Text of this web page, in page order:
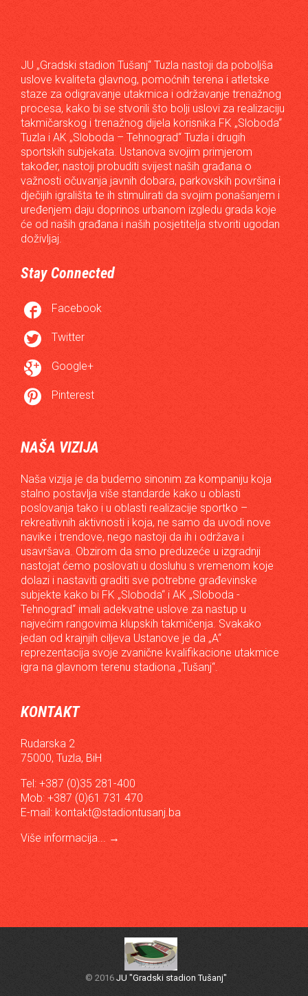
JU „Gradski stadion Tušanj“ Tuzla nastoji da poboljša
uslove kvaliteta glavnog, pomoćnih terena i atletske
staze za odigravanje utakmica i održavanje trenažnog
procesa, kako bi se stvorili što bolji uslovi za realizaciju
takmičarskog i trenažnog dijela korisnika FK „Sloboda“
Tuzla i AK „Sloboda – Tehnograd“ Tuzla i drugih
sportskih subjekata. Ustanova svojim primjerom
također, nastoji probuditi svijest naših građana o
važnosti očuvanja javnih dobara, parkovskih površina i
dječijih igrališta te ih stimulirati da svojim ponašanjem i
uređenjem daju doprinos urbanom izgledu grada koje
će od naših građana i naših posjetitelja stvoriti ugodan
doživljaj.
Stay Connected
 Facebook
 Twitter
 Google+
 Pinterest
NAŠA VIZIJA
Naša vizija je da budemo sinonim za kompaniju koja
stalno postavlja više standarde kako u oblasti
poslovanja tako i u oblasti realizacije sportko –
rekreativnih aktivnosti i koja, ne samo da uvodi nove
navike i trendove, nego nastoji da ih i održava i
usavršava. Obzirom da smo preduzeće u izgradnji
nastojat ćemo poslovati u dosluhu s vremenom koje
dolazi i nastaviti graditi sve potrebne građevinske
subjekte kako bi FK „Sloboda“ i AK „Sloboda -
Tehnograd“ imali adekvatne uslove za nastup u
najvećim rangovima klupskih takmičenja. Svakako
jedan od krajnjih ciljeva Ustanove je da „A“
reprezentacija svoje zvanične kvalifikacione utakmice
igra na glavnom terenu stadiona „Tušanj“.
KONTAKT
Rudarska 2
75000, Tuzla, BiH
Tel: +387 (0)35 281-400
Mob: +387 (0)61 731 470
E-mail: kontakt@stadiontusanj.ba
Više informacija...
→
© 2016 JU "Gradski stadion Tušanj"